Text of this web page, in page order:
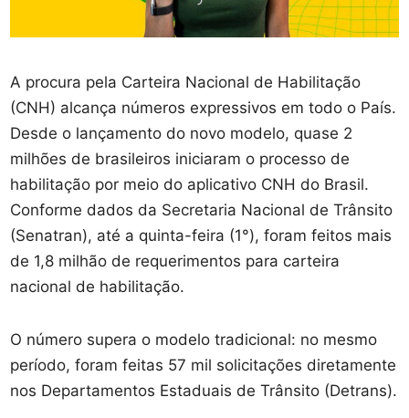
A procura pela Carteira Nacional de Habilitação
(CNH) alcança números expressivos em todo o País.
Desde o lançamento do novo modelo, quase 2
milhões de brasileiros iniciaram o processo de
habilitação por meio do aplicativo CNH do Brasil.
Conforme dados da Secretaria Nacional de Trânsito
(Senatran), até a quinta-feira (1°), foram feitos mais
de 1,8 milhão de requerimentos para carteira
nacional de habilitação.
O número supera o modelo tradicional: no mesmo
período, foram feitas 57 mil solicitações diretamente
nos Departamentos Estaduais de Trânsito (Detrans).